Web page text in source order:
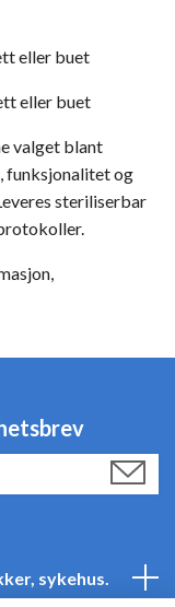
eller buet
eller buet
valget blant
funksjonalitet og
steriliserbar
sykehus.